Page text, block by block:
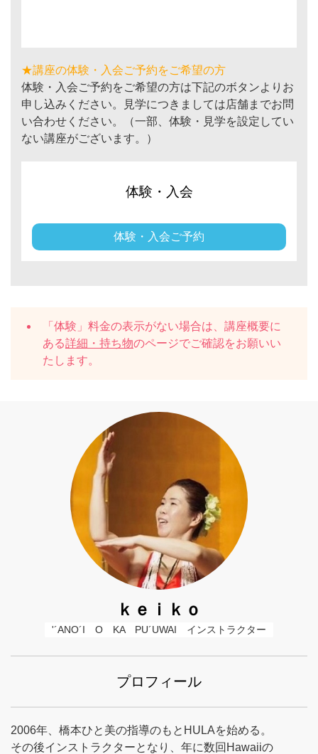
★講座の体験・入会ご予約をご希望の方
体験・入会ご予約をご希望の方は下記のボタンよりお
申し込みください。見学につきましては店舗までお問
い合わせください。（一部、体験・見学を設定してい
ない講座がございます。）
体験・入会
体験・入会ご予約
「体験」料金の表示がない場合は、講座概要に
ある詳細・持ち物のページでご確認をお願いい
たします。
ｋｅｉｋｏ
'´ANO´I　O　KA　PU´UWAI　インストラクター
プロフィール
2006年、橋本ひと美の指導のもとHULAを始める。
その後インストラクターとなり、年に数回Hawaiiの